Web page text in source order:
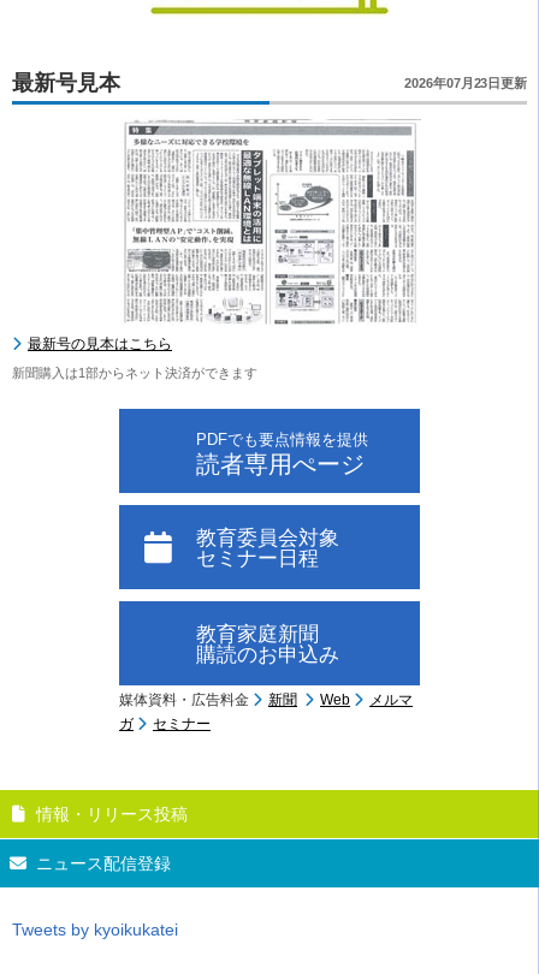
最新号見本 2026年07月23日更新
最新号の見本はこちら
新聞購入は1部からネット決済ができます
PDFでも要点情報を提供
読者専用ぺージ
教育委員会対象
セミナー日程
教育家庭新聞
購読のお申込み
媒体資料・広告料金 新聞 Web
メルマ
ガ
セミナー
情報・リリース投稿
ニュース配信登録
Tweets by kyoikukatei